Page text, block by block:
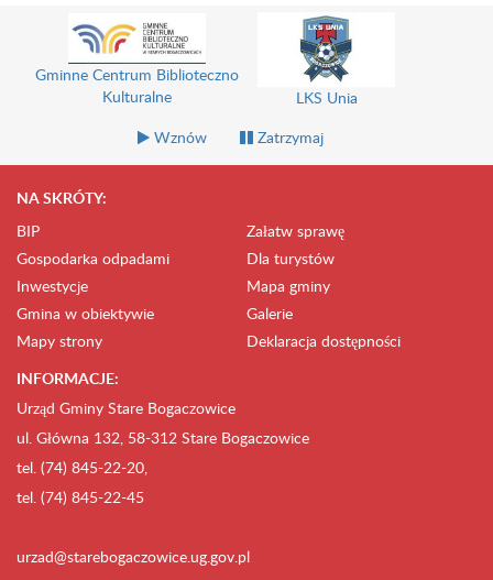
Gminne Centrum Biblioteczno
Kulturalne
LKS Unia
Wznów
Zatrzymaj
NA SKRÓTY:
BIP
Załatw sprawę
Gospodarka odpadami
Dla turystów
Inwestycje
Mapa gminy
Gmina w obiektywie
Galerie
Mapy strony
Deklaracja dostępności
INFORMACJE:
Urząd Gminy Stare Bogaczowice
ul. Główna 132, 58-312 Stare Bogaczowice
tel. (74) 845-22-20,
tel. (74) 845-22-45
urzad@starebogaczowice.ug.gov.pl